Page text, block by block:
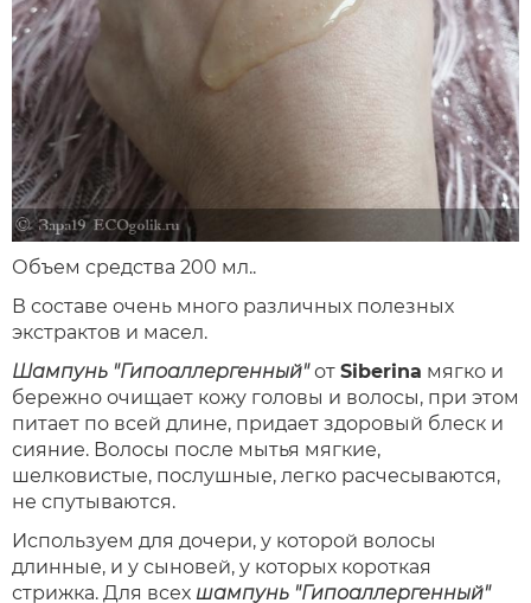
Объем средства 200 мл..
В составе очень много различных полезных
экстрактов и масел.
Шампунь "Гипоаллергенный"от Siberina мягко и
бережно очищает кожу головы и волосы, при этом
питает по всей длине, придает здоровый блеск и
сияние. Волосы после мытья мягкие,
шелковистые, послушные, легко расчесываются,
не спутываются.
Используем для дочери, у которой волосы
длинные, и у сыновей, у которых короткая
стрижка. Для всех шампунь "Гипоаллергенный"